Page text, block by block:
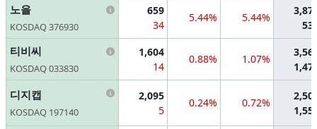
노을
KOSDAQ 376930
Information
659
34
5.44% 5.44%
티비씨
KOSDAQ 033830
Information
1,604
14
0.88% 1.07%
디지캡
KOSDAQ 197140
Information
2,095
5
0.24% 0.72%